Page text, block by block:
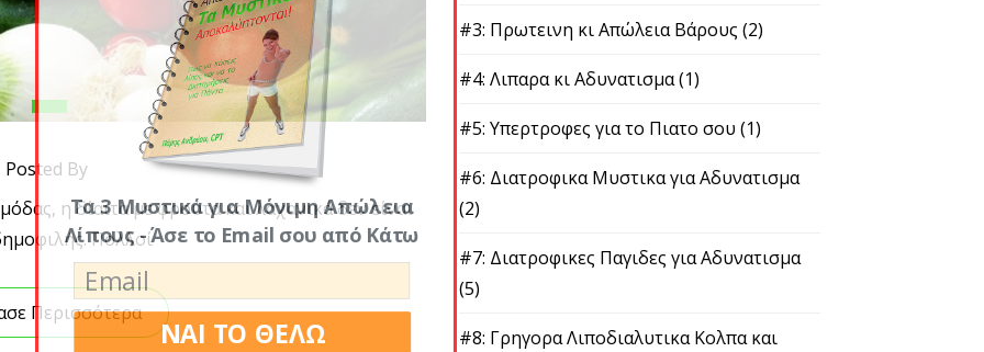
Posted By
η δίαιτα με φρούτα και λαχανικά δεν είναι
Πολλοί
Περισσότερα
#3: Πρωτεινη κι Απώλεια Βάρους (2)
#4: Λιπαρα κι Αδυνατισμα(1)
#5: Υπερτροφες για το Πιατο σου (1)
#6: Διατροφικα Μυστικα για Αδυνατισμα
(2)
#7: Διατροφικες Παγιδες για Αδυνατισμα
(5)
#8: Γρηγορα Λιποδιαλυτικα Κολπα και
Τα 3 Μυστικά για Μόνιμη Απώλεια
Λίπους - Άσε το Email σου από Κάτω
ΝΑΙ ΤΟ ΘΕΛΩ